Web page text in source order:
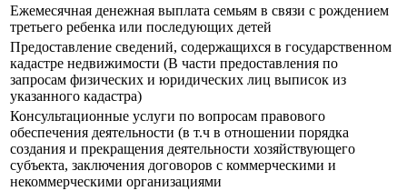
Ежемесячная денежная выплата семьям в связи с рождением
третьего ребенка или последующих детей
Предоставление сведений, содержащихся в государственном
кадастре недвижимости (В части предоставления по
запросам физических и юридических лиц выписок из
указанного кадастра)
Консультационные услуги по вопросам правового
обеспечения деятельности (в т.ч в отношении порядка
создания и прекращения деятельности хозяйствующего
субъекта, заключения договоров с коммерческими и
некоммерческими организациями